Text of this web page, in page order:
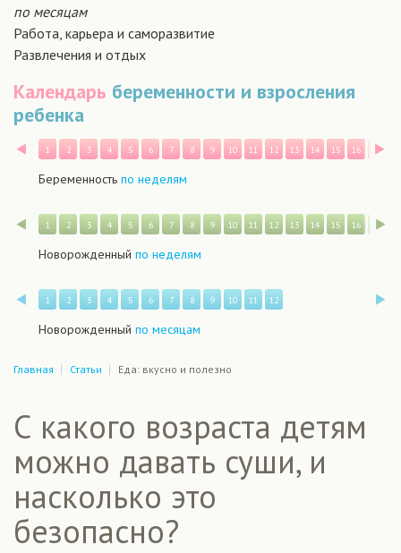
по месяцам
Работа, карьера и саморазвитие
Развлечения и отдых
Календарь беременности и взросления
ребенка
Назад
1 2 3 4 5 6 7 8 9 10 11 12 13 14 15 16 17
Беременность по неделям
Назад
1 2 3 4 5 6 7 8 9 10 11 12 13 14 15 16 17
Новорожденный по неделям
Назад
1 2 3 4 5 6 7 8 9 10 11 12
Новорожденный по месяцам
Главная Статьи Еда: вкусно и полезно
С какого возраста детям
можно давать суши, и
насколько это
безопасно?